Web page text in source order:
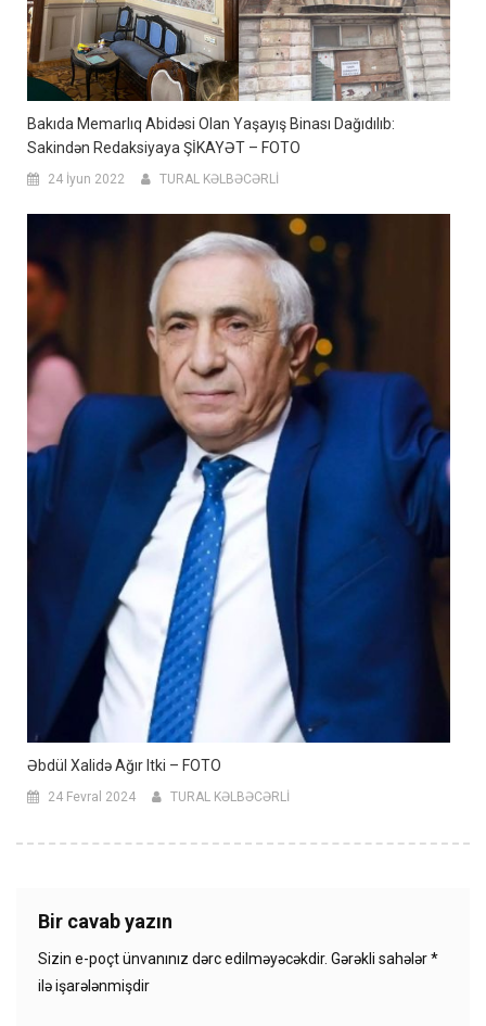
Bakıda Memarlıq Abidəsi Olan Yaşayış Binası Dağıdılıb:
Sakindən Redaksiyaya ŞİKAYƏT – FOTO
24 İyun 2022 TURAL KƏLBƏCƏRLİ
Əbdül Xalidə Ağır Itki – FOTO
24 Fevral 2024 TURAL KƏLBƏCƏRLİ
Bir cavab yazın
Sizin e-poçt ünvanınız dərc edilməyəcəkdir. Gərəkli sahələr*
ilə işarələnmişdir